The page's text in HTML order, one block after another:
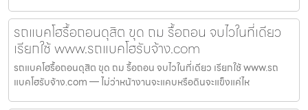
รถแบคโฮรื้อถอนดุสิต ขุด ถม รื้อถอน จบไวในที่เดียว
เรียกใช้ www.รถแบคโฮรับจ้าง.com
รถแบคโฮรื้อถอนดุสิต ขุด ถม รื้อถอน จบไวในที่เดียว เรียกใช้ www.รถ
แบคโฮรับจ้าง.com — ไม่ว่าหน้างานจะแคบหรือดินจะแข็งแค่ไห